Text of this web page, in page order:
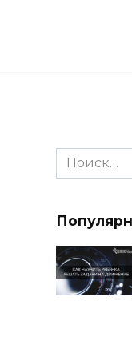
Search
for: